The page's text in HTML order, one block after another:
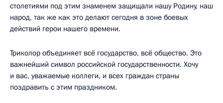
столетиями под этим знаменем защищали нашу Родину, наш
народ, так же как это делают сегодня в зоне боевых
действий герои нашего времени.
Триколор объединяет всё государство, всё общество. Это
важнейший символ российской государственности. Хочу
и вас, уважаемые коллеги, и всех граждан страны
поздравить с этим праздником.